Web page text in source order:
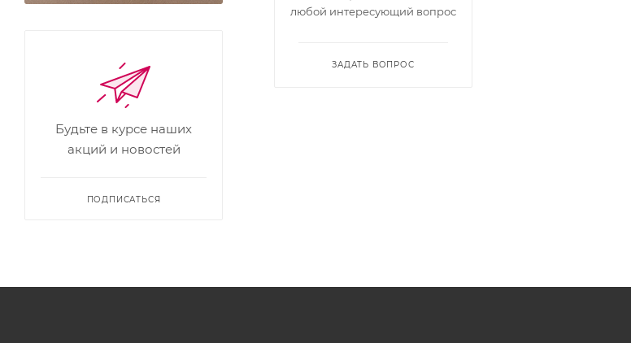
любой интересующий вопрос
ЗАДАТЬ ВОПРОС
Будьте в курсе наших
акций и новостей
ПОДПИСАТЬСЯ